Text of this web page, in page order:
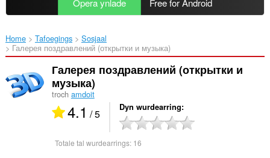
Opera ynlade Free for Android
Home Tafoegings
Sosjaal
Галерея поздравлений (открытки и музыка)‎
Галерея поздравлений (открытки и
музыка)
troch amdoit
4.1 / 5 Dyn wurdearring
Totale tal wurdearrings: 16